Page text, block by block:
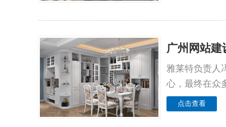
广州网站建
雅莱特负责人
心，最终在众
点击查看